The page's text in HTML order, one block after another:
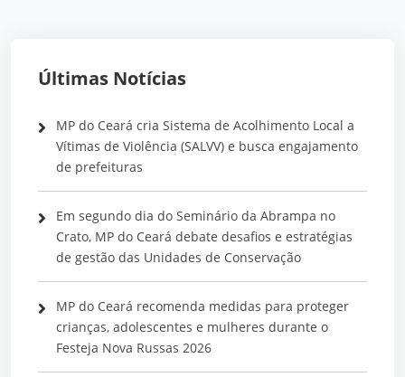
Últimas Notícias
MP do Ceará cria Sistema de Acolhimento Local a
Vítimas de Violência (SALVV) e busca engajamento
de prefeituras
Em segundo dia do Seminário da Abrampa no
Crato, MP do Ceará debate desafios e estratégias
de gestão das Unidades de Conservação
MP do Ceará recomenda medidas para proteger
crianças, adolescentes e mulheres durante o
Festeja Nova Russas 2026